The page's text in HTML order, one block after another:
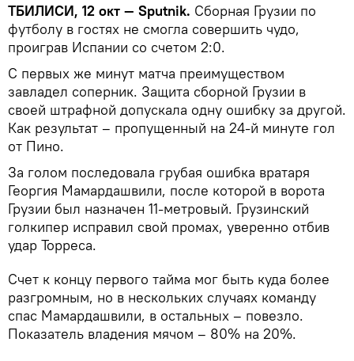
ТБИЛИСИ, 12 окт — Sputnik. Сборная Грузии по
футболу в гостях не смогла совершить чудо,
проиграв Испании со счетом 2:0.
С первых же минут матча преимуществом
завладел соперник. Защита сборной Грузии в
своей штрафной допускала одну ошибку за другой.
Как результат – пропущенный на 24-й минуте гол
от Пино.
За голом последовала грубая ошибка вратаря
Георгия Мамардашвили, после которой в ворота
Грузии был назначен 11-метровый. Грузинский
голкипер исправил свой промах, уверенно отбив
удар Торреса.
Счет к концу первого тайма мог быть куда более
разгромным, но в нескольких случаях команду
спас Мамардашвили, в остальных – повезло.
Показатель владения мячом – 80% на 20%.